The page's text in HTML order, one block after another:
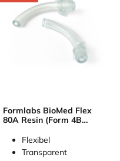
Formlabs BioMed Flex
80A Resin (Form 4B
Flexibel
Transparent